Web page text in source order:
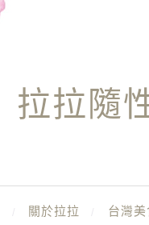
拉拉隨
關於拉拉 台灣美